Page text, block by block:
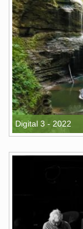
Digital 3 - 2022